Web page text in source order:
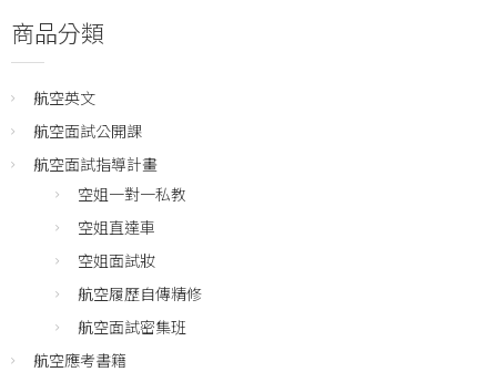
商品分類
航空英文
航空面試公開課
航空面試指導計畫
空姐一對一私教
空姐直達車
空姐面試妝
航空履歷自傳精修
航空面試密集班
航空應考書籍